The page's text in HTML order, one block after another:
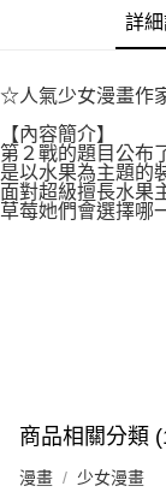
３．未成年的使用
「AFTEE先享後付
時審查核予不同之上
請求用戶進行身份認
５．嚴禁一人註冊多
恩沛科技股份有限公
國家/地區配送
詳
☆人氣少女漫畫作
【內容簡介】
第２戰的題目公布
是以水果為主題的
面對超級擅長水果
草莓她們會選擇哪
商品相關分類
漫畫 少女漫畫